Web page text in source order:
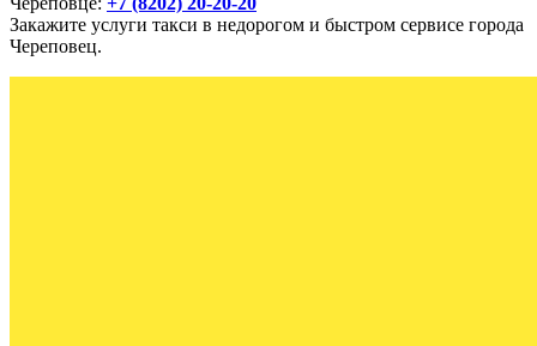
Закажите услуги такси в недорогом и быстром сервисе города
Череповец.